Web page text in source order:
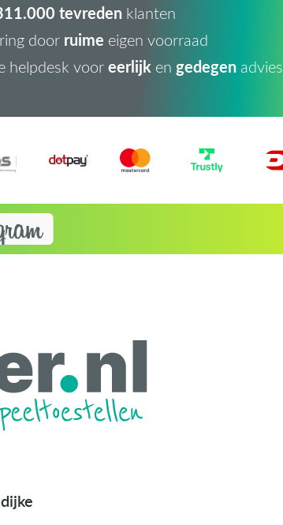
tevredenklanten
door ruime eigen voorraad
helpdesk vooreerlijken gedegenadvies